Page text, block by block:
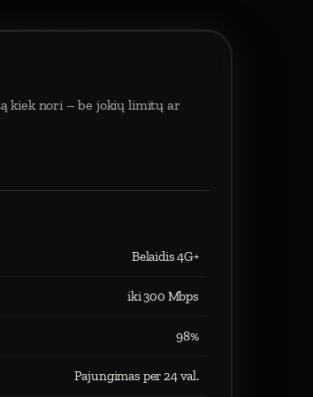
kiek nori – be jokių limitų ar
Belaidis 4G+
iki 300 Mbps
98%
Pajungimas per 24 val.